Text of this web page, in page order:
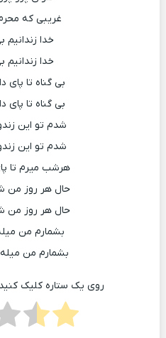
غریبی که
خدا زندانیم
خدا زندانیم
بی گناه تا پای
بی گناه تا پای
شدم تو این
شدم تو این
هرشب میرم تا
حال هر روز من
حال هر روز من
بشمارم من
بشمارم من میله
روی یک ستاره کلیک کنید